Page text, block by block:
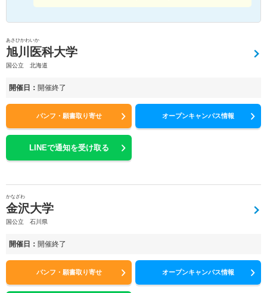
あさひかわいか
旭川医科大学
国公立 北海道
開催日： 開催終了
パンフ・願書取り寄せ オープンキャンパス情報
LINEで通知を受け取る
かなざわ
金沢大学
国公立 石川県
開催日： 開催終了
パンフ・願書取り寄せ オープンキャンパス情報